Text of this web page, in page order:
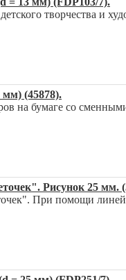
творчества и
мм) (45878).
на бумаге со
Рисунок 25 мм.
При помощи